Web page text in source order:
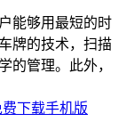
能够用最短的时
牌的技术，扫描
的管理。此外，